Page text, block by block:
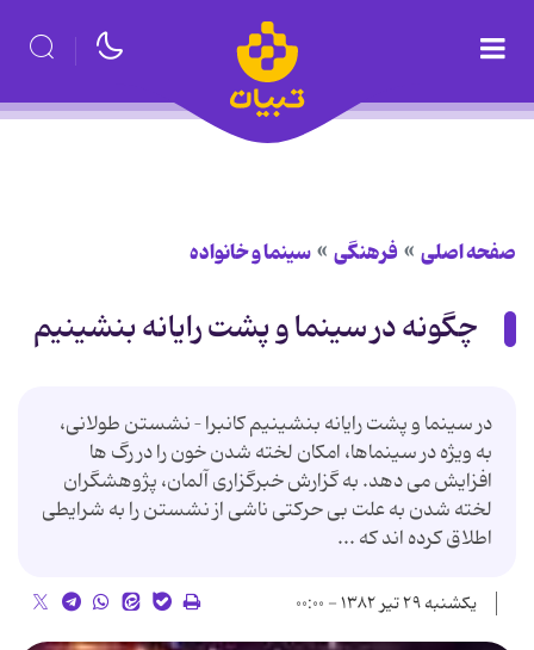
صفحه اصلی فرهنگی سینما و خانواده
چگونه در سینما و پشت رایانه بنشینیم
در سینما و پشت رایانه بنشینیم كانبرا – نشستن طولانی،
به ویژه در سینماها، امكان لخته شدن خون را در رگ ها
افزایش می دهد. به گزارش خبرگزاری آلمان، پژوهشگران
لخته شدن به علت بی حركتی ناشی از نشستن را به شرایطی
اطلاق كرده اند كه ...
یکشنبه ۲۹ تیر ۱۳۸۲ - ۰۰:۰۰